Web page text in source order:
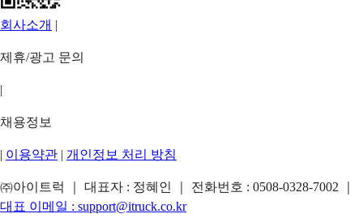
회사소개 |
제휴/광고 문의
|
채용정보
| 이용약관 | 개인정보 처리 방침
㈜아이트럭 ｜ 대표자 : 정혜인 ｜ 전화번호 : 0508-0328-7002
대표 이메일 : support@itruck.co.kr